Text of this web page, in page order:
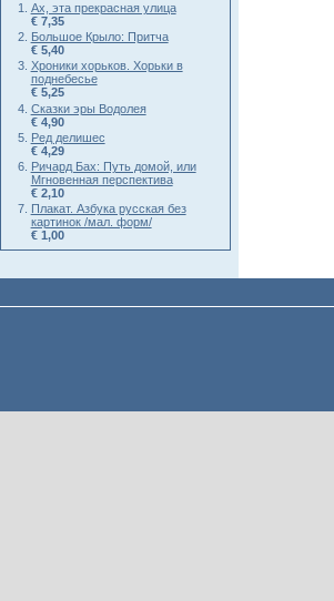
Ах, эта прекрасная улица
€ 7,35
Большое Крыло: Притча
€ 5,40
Хроники хорьков. Хорьки в
поднебесье
€ 5,25
Сказки эры Водолея
€ 4,90
Ред делишес
€ 4,29
Ричард Бах: Путь домой, или
Мгновенная перспектива
€ 2,10
Плакат. Азбука русская без
картинок /мал. форм/
€ 1,00